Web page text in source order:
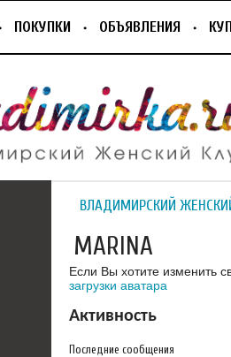
ПОКУПКИ ОБЪЯВЛЕНИЯ
ВЛАДИМИРСКИЙ
MARINA
Если Вы хотите изменить
загрузки аватара
Активность
Последние сообщения